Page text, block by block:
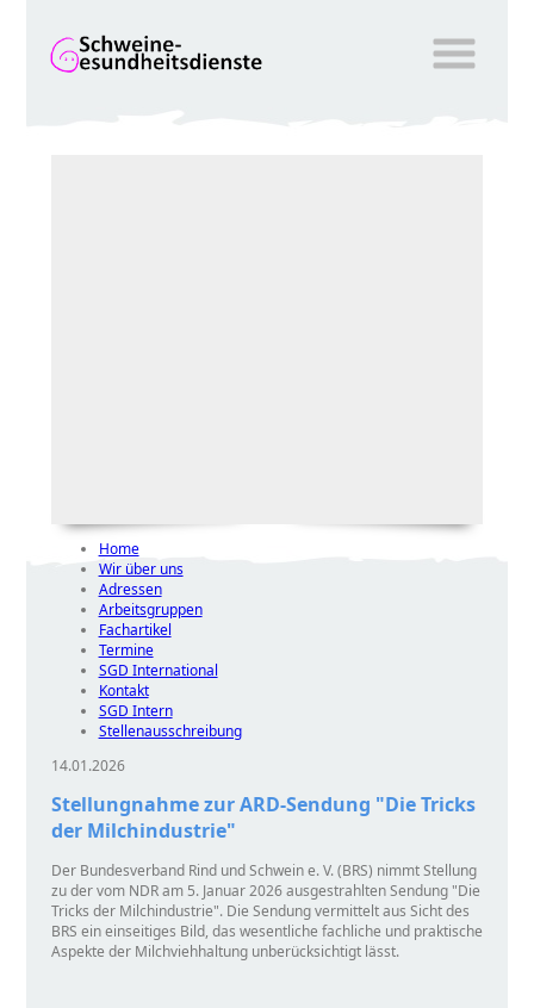
Home
Wir über uns
Adressen
Arbeitsgruppen
Fachartikel
Termine
SGD International
Kontakt
SGD Intern
Stellenausschreibung
14.01.2026
Stellungnahme zur ARD-Sendung
Die Tricks
der Milchindustrie
Der Bundesverband Rind und Schwein e. V. (BRS) nimmt Stellung
zu der vom NDR am 5. Januar 2026 ausgestrahlten Sendung Die
Tricks der Milchindustrie . Die Sendung vermittelt aus Sicht des
BRS ein einseitiges Bild, das wesentliche fachliche und praktische
Aspekte der Milchviehhaltung unberücksichtigt lässt.